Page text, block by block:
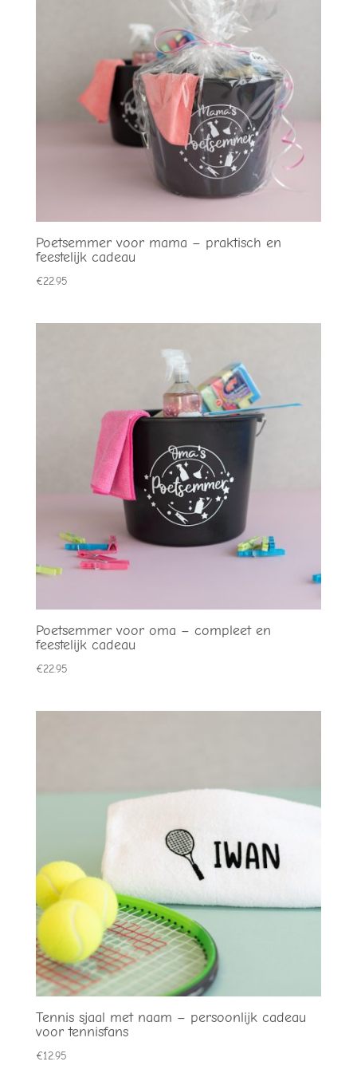
Poetsemmer voor mama – praktisch en
feestelijk cadeau
€22.95
Poetsemmer voor oma – compleet en
feestelijk cadeau
€22.95
Tennis sjaal met naam – persoonlijk cadeau
voor tennisfans
€12.95